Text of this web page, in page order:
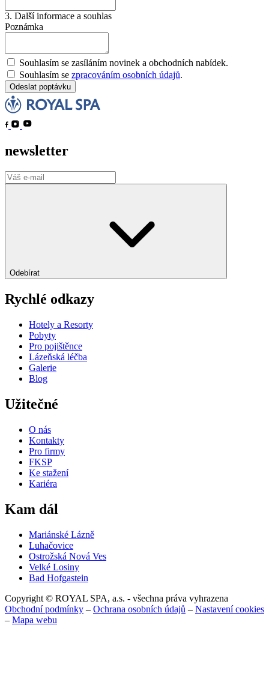
3. Další informace a souhlas
Poznámka
Souhlasím se zasíláním novinek a obchodních nabídek.
Souhlasím se zpracováním osobních údajů.
Odeslat poptávku
newsletter
Odebírat
Rychlé odkazy
Hotely a Resorty
Pobyty
Pro pojištěnce
Lázeňská léčba
Galerie
Blog
Užitečné
O nás
Kontakty
Pro firmy
FKSP
Ke stažení
Kariéra
Kam dál
Mariánské Lázně
Luhačovice
Ostrožská Nová Ves
Velké Losiny
Bad Hofgastein
Copyright © ROYAL SPA, a.s. - všechna práva vyhrazena
Obchodní podmínky – Ochrana osobních údajů – Nastavení cookies
– Mapa webu